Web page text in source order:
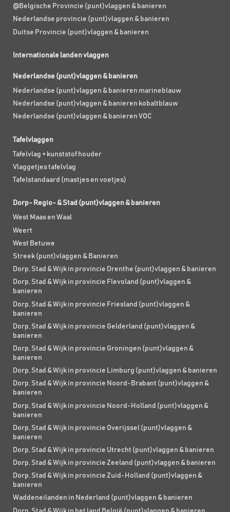
@Belgische Provincie (punt)vlaggen & banieren
Nederlandse provincie (punt)vlaggen & banieren
Duitse Provincie (punt)vlaggen & banieren
Internationale landen vlaggen
Nederlandse (punt)vlaggen & banieren
Nederlandse (punt)vlaggen & banieren marineblauw
Nederlandse (punt)vlaggen & banieren kobaltblauw
Nederlandse (punt)vlaggen & banieren VOC
Tafelvlaggen
Tafelvlag + kunststof houder
Vlaggetjes tafelvlag
Tafelstandaard (mastjes en voetjes)
Dorp- Regio- & Stad (punt)vlaggen & banieren
West Maas en Waal
Weert
West Betuwe
Streek (punt)vlaggen & Banieren
Dorp, Stad & Wijk in provincie Drenthe (punt)vlaggen & banieren
Dorp, Stad & Wijk in provincie Flevoland (punt)vlaggen &
banieren
Dorp, Stad & Wijk in provincie Friesland (punt)vlaggen &
banieren
Dorp, Stad & Wijk in provincie Gelderland (punt)vlaggen &
banieren
Dorp, Stad & Wijk in provincie Groningen (punt)vlaggen &
banieren
Dorp, Stad & Wijk in provincie Limburg (punt)vlaggen & banieren
Dorp, Stad & Wijk in provincie Noord-Brabant (punt)vlaggen &
banieren
Dorp, Stad & Wijk in provincie Noord-Holland (punt)vlaggen &
banieren
Dorp, Stad & Wijk in provincie Overijssel (punt)vlaggen &
banieren
Dorp, Stad & Wijk in provincie Utrecht (punt)vlaggen & banieren
Dorp, Stad & Wijk in provincie Zeeland (punt)vlaggen & banieren
Dorp, Stad & Wijk in provincie Zuid-Holland (punt)vlaggen &
banieren
Waddeneilanden in Nederland (punt)vlaggen & banieren